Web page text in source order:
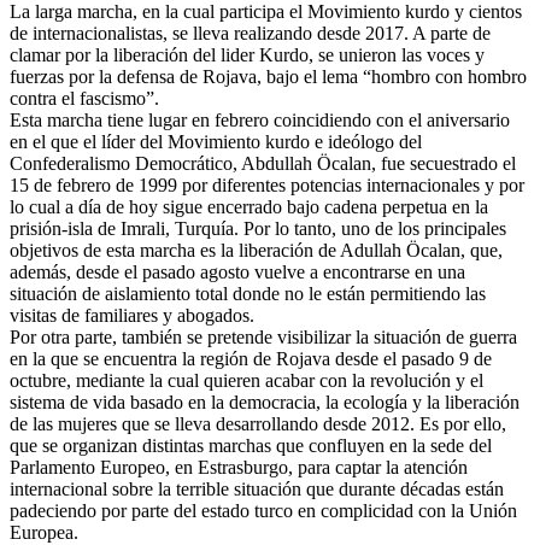
La larga marcha, en la cual participa el Movimiento kurdo y cientos
de internacionalistas, se lleva realizando desde 2017. A parte de
clamar por la liberación del lider Kurdo, se unieron las voces y
fuerzas por la defensa de Rojava, bajo el lema “hombro con hombro
contra el fascismo”.
Esta marcha tiene lugar en febrero coincidiendo con el aniversario
en el que el líder del Movimiento kurdo e ideólogo del
Confederalismo Democrático, Abdullah Öcalan, fue secuestrado el
15 de febrero de 1999 por diferentes potencias internacionales y por
lo cual a día de hoy sigue encerrado bajo cadena perpetua en la
prisión-isla de Imrali, Turquía. Por lo tanto, uno de los principales
objetivos de esta marcha es la liberación de Adullah Öcalan, que,
además, desde el pasado agosto vuelve a encontrarse en una
situación de aislamiento total donde no le están permitiendo las
visitas de familiares y abogados.
Por otra parte, también se pretende visibilizar la situación de guerra
en la que se encuentra la región de Rojava desde el pasado 9 de
octubre, mediante la cual quieren acabar con la revolución y el
sistema de vida basado en la democracia, la ecología y la liberación
de las mujeres que se lleva desarrollando desde 2012. Es por ello,
que se organizan distintas marchas que confluyen en la sede del
Parlamento Europeo, en Estrasburgo, para captar la atención
internacional sobre la terrible situación que durante décadas están
padeciendo por parte del estado turco en complicidad con la Unión
Europea.